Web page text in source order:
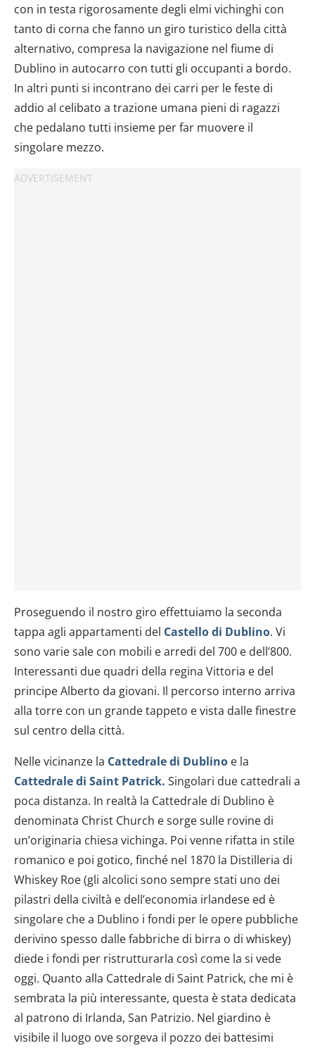
con in testa rigorosamente degli elmi vichinghi con
tanto di corna che fanno un giro turistico della città
alternativo, compresa la navigazione nel fiume di
Dublino in autocarro con tutti gli occupanti a bordo.
In altri punti si incontrano dei carri per le feste di
addio al celibato a trazione umana pieni di ragazzi
che pedalano tutti insieme per far muovere il
singolare mezzo.
Proseguendo il nostro giro effettuiamo la seconda
tappa agli appartamenti del Castello di Dublino. Vi
sono varie sale con mobili e arredi del 700 e dell’800.
Interessanti due quadri della regina Vittoria e del
principe Alberto da giovani. Il percorso interno arriva
alla torre con un grande tappeto e vista dalle finestre
sul centro della città.
Nelle vicinanze la Cattedrale di Dublino e la
Cattedrale di Saint Patrick. Singolari due cattedrali a
poca distanza. In realtà la Cattedrale di Dublino è
denominata Christ Church e sorge sulle rovine di
un’originaria chiesa vichinga. Poi venne rifatta in stile
romanico e poi gotico, finché nel 1870 la Distilleria di
Whiskey Roe (gli alcolici sono sempre stati uno dei
pilastri della civiltà e dell’economia irlandese ed è
singolare che a Dublino i fondi per le opere pubbliche
derivino spesso dalle fabbriche di birra o di whiskey)
diede i fondi per ristrutturarla così come la si vede
oggi. Quanto alla Cattedrale di Saint Patrick, che mi è
sembrata la più interessante, questa è stata dedicata
al patrono di Irlanda, San Patrizio. Nel giardino è
visibile il luogo ove sorgeva il pozzo dei battesimi